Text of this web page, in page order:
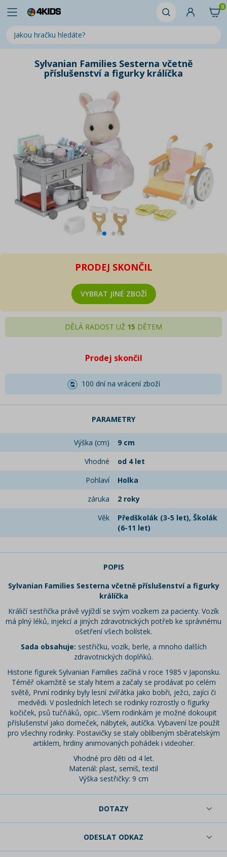
0
Sylvanian Families Sesterna včetně
příslušenství a figurky králíčka
PRODEJ SKONČIL
VYBRAT JINÉ ZBOŽÍ
DĚLÁ RADOST UŽ 15 DĚTEM
Prodej skončil
100 dní na vrácení zboží
PARAMETRY
Výška (cm)
9 cm
Vhodné
od 4 let
Pohlaví
Holka
záruka
2 roky
Věk
Předškolák (3-5 let), Školák
(6-11 let)
POPIS
Sylvanian Families Sesterna včetně příslušenství a figurky
králíčka
Králičí sestřička právě vyjíždí se svým vozíkem za pacienty. Vozík
má plný léků, injekcí a jiných zdravotnických potřeb ke správnému
ošetření všech bolístek.
Sada obsahuje: sestřičku, vozík, berle, a mnoho dalších
zdravotnických doplňků.
Historie figurek Sylvanian Families začíná v roce 1985 v Japonsku.
Téměř okamžitě se staly hitem a začaly se prodávat po celém
světě, První rodinky byly lesní zvířátka jako bobři, ježci, zajíci či
medvědi. V posledních letech se rodinky rozrostly o figurky
kočiček, psů tučňáků, opic...Všem rodinkám je možné dokoupit
příslušenství jako domeček, nábytek, autíčka. Vybavení lze použít
pro všechny rodinky. Postavičky se staly oblíbeným sběratelským
artiklem, hrdiny animovaných pohádek i videoher.
Vhodné pro děti od 4 let.
Materiál: plast, semiš, textil
Výška sestřičky: 9 cm
DOTAZY
ODESLAT ODKAZ